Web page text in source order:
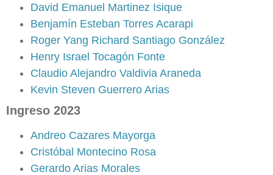
David Emanuel Martinez Isique
Benjamín Esteban Torres Acarapi
Roger Yang Richard Santiago González
Henry Israel Tocagón Fonte
Claudio Alejandro Valdivia Araneda
Kevin Steven Guerrero Arias
Ingreso 2023
Andreo Cazares Mayorga
Cristóbal Montecino Rosa
Gerardo Arias Morales